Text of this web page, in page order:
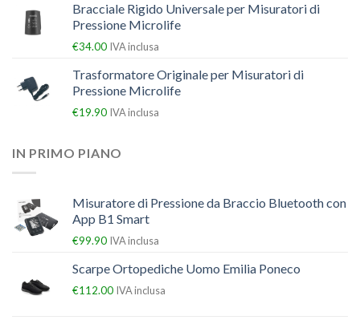
Bracciale Rigido Universale per Misuratori di
Pressione Microlife
€34.00 IVA inclusa
Trasformatore Originale per Misuratori di
Pressione Microlife
€19.90 IVA inclusa
IN PRIMO PIANO
Misuratore di Pressione da Braccio Bluetooth con
App B1 Smart
€99.90 IVA inclusa
Scarpe Ortopediche Uomo Emilia Poneco
€112.00 IVA inclusa